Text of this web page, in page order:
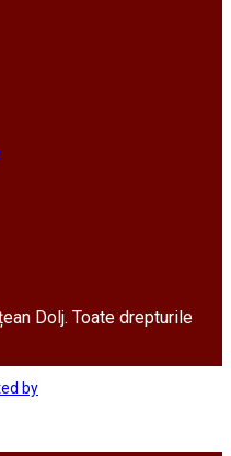
Dolj. Toate drepturile
by